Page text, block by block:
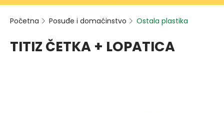
Početna Posuđe i domaćinstvo Ostala plastika
TITIZ ČETKA + LOPATICA